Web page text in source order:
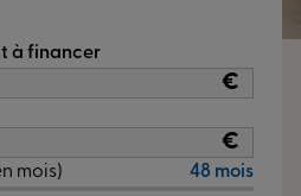
à financer
€
€
mois) 48 mois